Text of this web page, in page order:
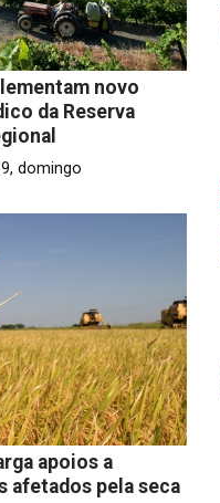
novo
da Reserva
domingo
apoios a
afetados pela seca